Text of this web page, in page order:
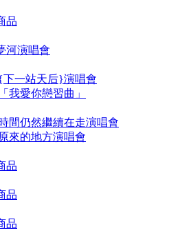
品
河演唱會
下一站天后}演唱會
我愛你戀習曲」
間仍然繼續在走演唱會
來的地方演唱會
品
品
品